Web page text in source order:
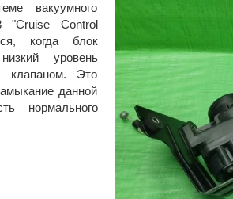
вакуумного
"Cruise Control
когда блок
уровень
клапаном. Это
данной
нормального